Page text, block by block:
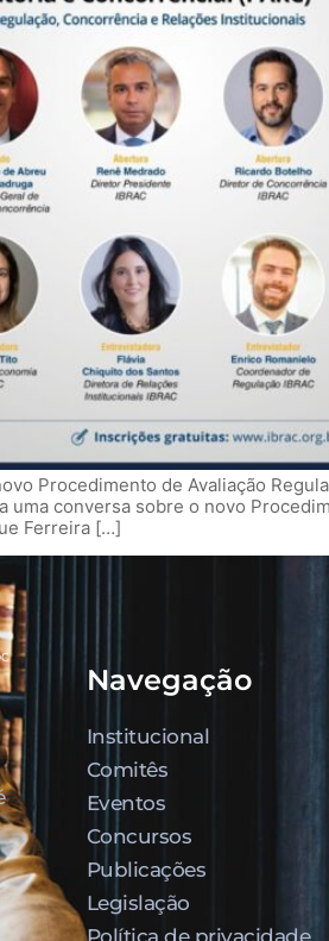
Procedimento de Avaliação
uma conversa sobre o novo
Ferreira […]
Navegação
Institucional
Comitês
Eventos
Concursos
Publicações
Legislação